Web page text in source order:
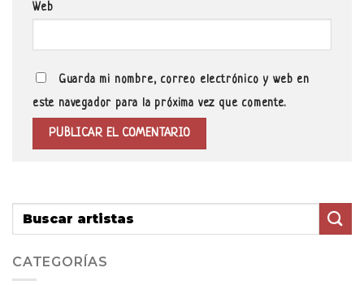
Web
Guarda mi nombre, correo electrónico y web en
este navegador para la próxima vez que comente.
CATEGORÍAS